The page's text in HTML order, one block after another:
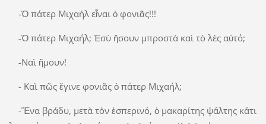
-Ὁ πάτερ Μιχαὴλ εἶναι ὁ φονιᾶς!!!
-Ὁ πάτερ Μιχαήλ; Ἐσὺ ἤσουν μπροστὰ καὶ τὸ λὲς αὐτό;
-Ναὶ ἤμουν!
- Καὶ πῶς ἔγινε φονιᾶς ὁ πάτερ Μιχαήλ;
-Ἕνα βράδυ, μετὰ τὸν ἑσπερινό, ὁ μακαρίτης ψάλτης κάτι